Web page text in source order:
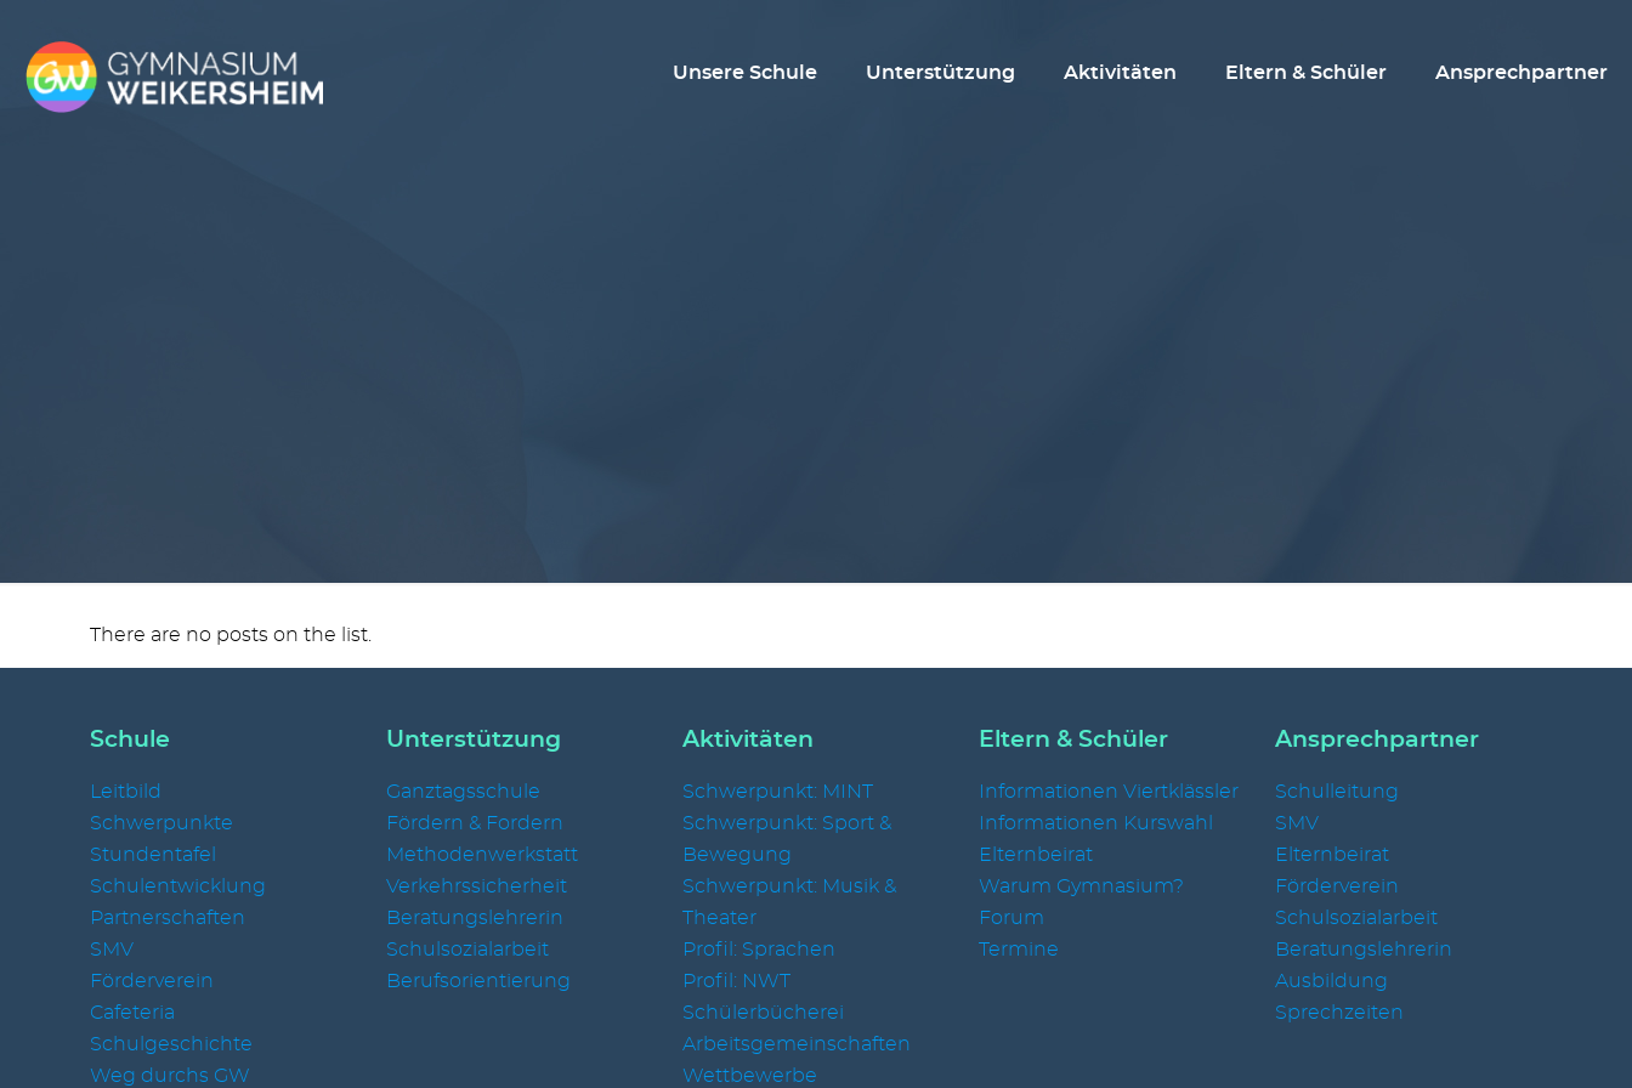
Unsere Schule Unterstützung Aktivitäten Eltern & Schüler Ansprechpartner
There are no posts on the list.
Schule
Leitbild
Schwerpunkte
Stundentafel
Schulentwicklung
Partnerschaften
SMV
Förderverein
Cafeteria
Schulgeschichte
Weg durchs GW
Unterstützung
Ganztagsschule
Fördern & Fordern
Methodenwerkstatt
Verkehrssicherheit
Beratungslehrerin
Schulsozialarbeit
Berufsorientierung
Aktivitäten
Schwerpunkt: MINT
Schwerpunkt: Sport &
Bewegung
Schwerpunkt: Musik &
Theater
Profil: Sprachen
Profil: NWT
Schülerbücherei
Arbeitsgemeinschaften
Wettbewerbe
Eltern & Schüler
Informationen Viertklässler
Informationen Kurswahl
Elternbeirat
Warum Gymnasium?
Forum
Termine
Ansprechpartner
Schulleitung
SMV
Elternbeirat
Förderverein
Schulsozialarbeit
Beratungslehrerin
Ausbildung
Sprechzeiten